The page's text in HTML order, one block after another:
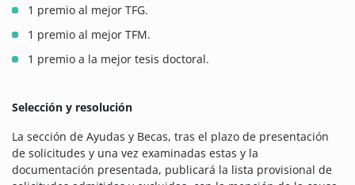
1 premio al mejor TFG.
1 premio al mejor TFM.
1 premio a la mejor tesis doctoral.
Selección y resolución
La sección de Ayudas y Becas, tras el plazo de presentación
de solicitudes y una vez examinadas estas y la
documentación presentada, publicará la lista provisional de